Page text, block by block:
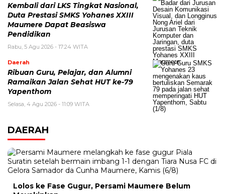
Kembali dari LKS Tingkat Nasional,
Duta Prestasi SMKS Yohanes XXIII
Maumere Dapat Beasiswa
Pendidikan
Rabu, 5 Agu 2026 - 17:24 WITA
Daerah
Ribuan Guru, Pelajar, dan Alumni
Ramaikan Jalan Sehat HUT ke-79
Yapenthom
Selasa, 4 Agu 2026 - 11:09 WITA
DAERAH
Lolos ke Fase Gugur, Persami Maumere Belum